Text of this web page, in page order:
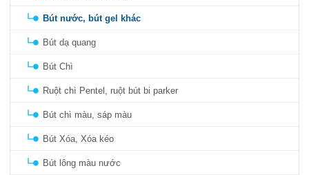
Bút nước, bút gel khác
Bút dạ quang
Bút Chì
Ruột chì Pentel, ruột bút bi parker
Bút chì màu, sáp màu
Bút Xóa, Xóa kéo
Bút lông màu nước